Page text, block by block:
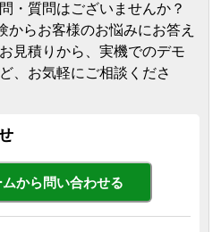
・質問はございませんか？
からお客様のお悩みにお答え
見積りから、実機でのデモ
、お気軽にご相談くださ
ムから問い合わせる